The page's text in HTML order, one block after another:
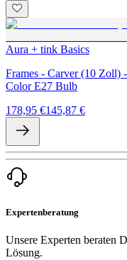
Aura + tink Basics
Frames - Carver (10 Zoll)
Color E27 Bulb
178,95 €145,87 €
Expertenberatung
Unsere Experten beraten
Lösung.